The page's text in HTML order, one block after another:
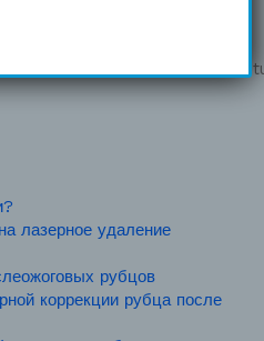
красоту и сохранить
лазерное удаление
рубцов
коррекции рубца после